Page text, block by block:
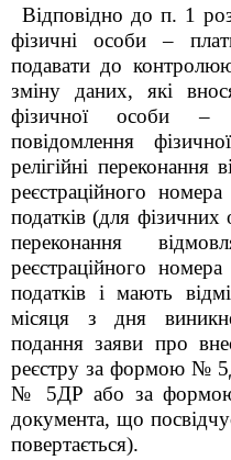
Відповідно до п. 1
фізичні особи –
подавати до
зміну даних, які
фізичної особи –
повідомлення
релігійні переконання
реєстраційного
податків (для фізичних
переконання
реєстраційного
податків і мають
місяця з дня
подання заяви про
реєстру за формою №
№ 5ДР або за
документа, що
повертається).